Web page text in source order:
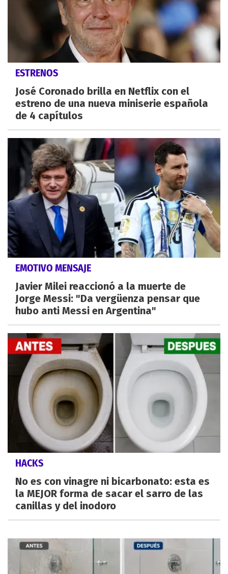
ESTRENOS
José Coronado brilla en Netflix con el
estreno de una nueva miniserie española
de 4 capítulos
EMOTIVO MENSAJE
Javier Milei reaccionó a la muerte de
Jorge Messi: "Da vergüenza pensar que
hubo anti Messi en Argentina"
HACKS
No es con vinagre ni bicarbonato: esta es
la MEJOR forma de sacar el sarro de las
canillas y del inodoro